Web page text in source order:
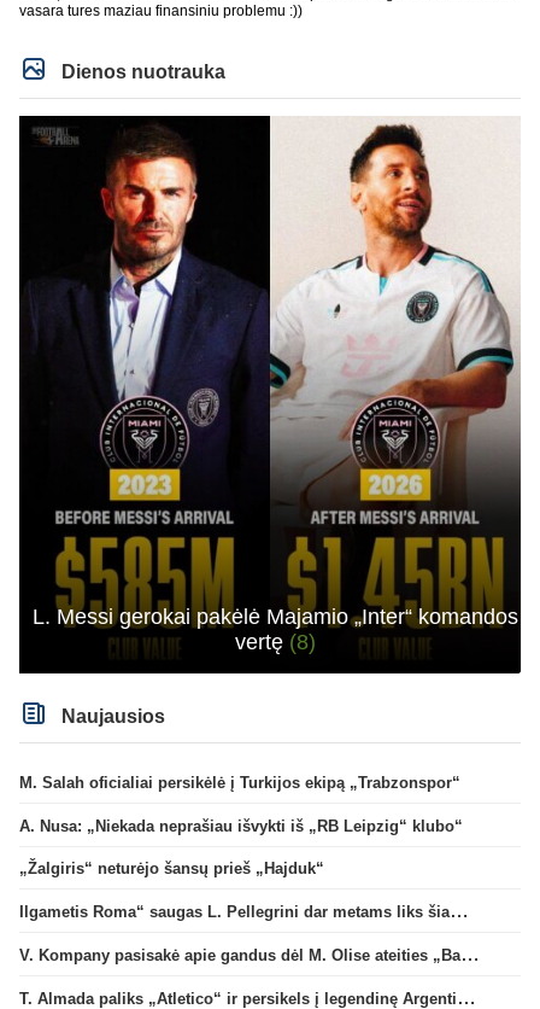
priziurimus klubus galetu arabuose griezciau kontroliuoti nes rinka nesveikai
vasara tures maziau finansiniu problemu :))
Dienos nuotrauka
L. Messi gerokai pakėlė Majamio „Inter“ komandos
vertę (8)
Naujausios
M. Salah oficialiai persikėlė į Turkijos ekipą „Trabzonspor“
A. Nusa: „Niekada neprašiau išvykti iš „RB Leipzig“ klubo“
„Žalgiris“ neturėjo šansų prieš „Hajduk“
Ilgametis Roma“ saugas L. Pellegrini dar metams liks šiame klube
V. Kompany pasisakė apie gandus dėl M. Olise ateities „Bayern“ gretose
T. Almada paliks „Atletico“ ir persikels į legendinę Argentinos ekipą